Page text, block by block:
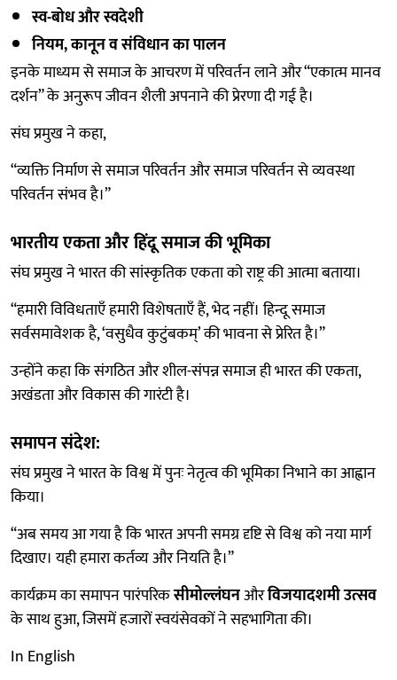
स्व-बोध और स्वदेशी
नियम, कानून व संविधान का पालन
इनके माध्यम से समाज के आचरण में परिवर्तन लाने और “एकात्म मानव
दर्शन” के अनुरूप जीवन शैली अपनाने की प्रेरणा दी गई है।
संघ प्रमुख ने कहा,
“व्यक्ति निर्माण से समाज परिवर्तन और समाज परिवर्तन से व्यवस्था
परिवर्तन संभव है।”
भारतीय एकता और हिंदू समाज की भूमिका
संघ प्रमुख ने भारत की सांस्कृतिक एकता को राष्ट्र की आत्मा बताया।
“हमारी विविधताएँ हमारी विशेषताएँ हैं, भेद नहीं। हिन्दू समाज
सर्वसमावेशक है, ‘वसुधैव कुटुंबकम्’ की भावना से प्रेरित है।”
उन्होंने कहा कि संगठित और शील-संपन्न समाज ही भारत की एकता,
अखंडता और विकास की गारंटी है।
समापन संदेश:
संघ प्रमुख ने भारत के विश्व में पुनः नेतृत्व की भूमिका निभाने का आह्वान
किया।
“अब समय आ गया है कि भारत अपनी समग्र दृष्टि से विश्व को नया मार्ग
दिखाए। यही हमारा कर्तव्य और नियति है।”
कार्यक्रम का समापन पारंपरिकसीमोल्लंघनऔरविजयादशमी उत्सव
के साथ हुआ, जिसमें हजारों स्वयंसेवकों ने सहभागिता की।
In English